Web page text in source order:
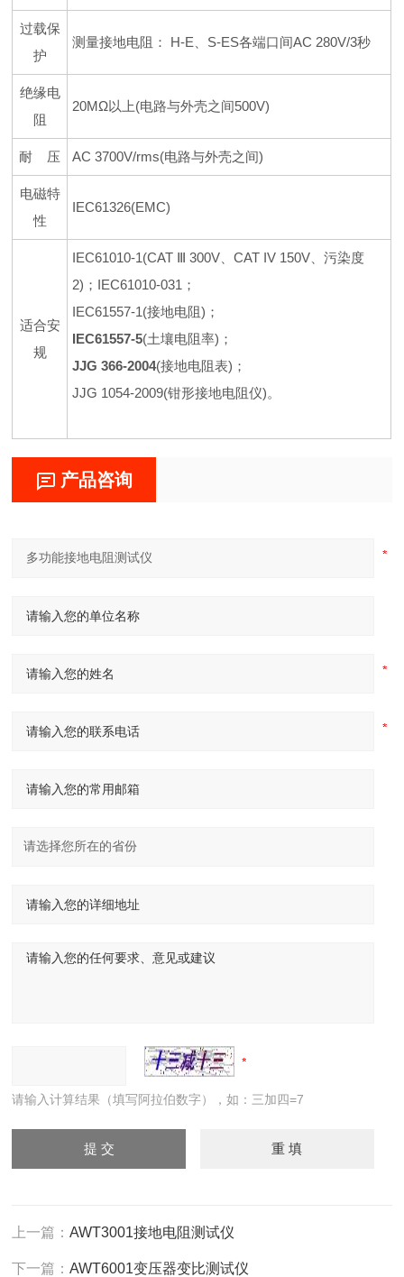
过载保
护
测量接地电阻： H-E、S-ES各端口间AC 280V/3秒
绝缘电
阻
20MΩ以上(电路与外壳之间500V)
耐 压 AC 3700V/rms(电路与外壳之间)
电磁特
性
IEC61326(EMC)
适合安
规
IEC61010-1(CAT Ⅲ 300V、CAT IV 150V、污染度
2)；IEC61010-031；
IEC61557-1(接地电阻)；
IEC61557-5(土壤电阻率)；
JJG 366-2004(接地电阻表)；
JJG 1054-2009(钳形接地电阻仪)。
产品咨询
请输入计算结果（填写阿拉伯数字），如：三加四=7
上一篇：AWT3001接地电阻测试仪
下一篇：AWT6001变压器变比测试仪